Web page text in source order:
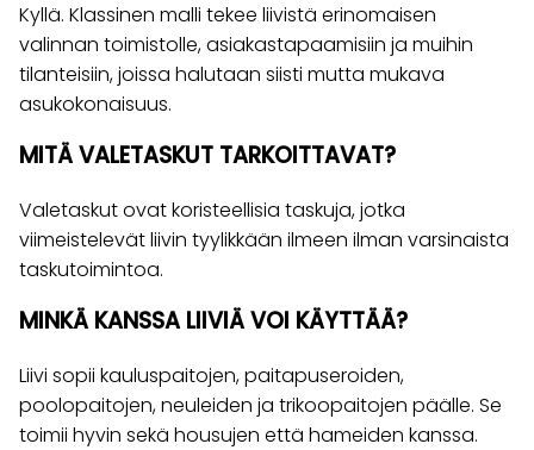
Kyllä. Klassinen malli tekee liivistä erinomaisen
valinnan toimistolle, asiakastapaamisiin ja muihin
tilanteisiin, joissa halutaan siisti mutta mukava
asukokonaisuus.
MITÄ VALETASKUT TARKOITTAVAT?
Valetaskut ovat koristeellisia taskuja, jotka
viimeistelevät liivin tyylikkään ilmeen ilman varsinaista
taskutoimintoa.
MINKÄ KANSSA LIIVIÄ VOI KÄYTTÄÄ?
Liivi sopii kauluspaitojen, paitapuseroiden,
poolopaitojen, neuleiden ja trikoopaitojen päälle. Se
toimii hyvin sekä housujen että hameiden kanssa.